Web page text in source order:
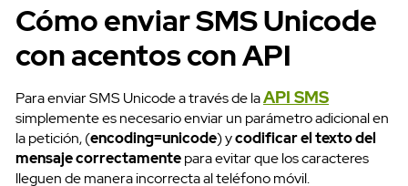
Cómo enviar SMS Unicode
con acentoscon API
Para enviar SMS Unicode a través de laAPI SMS
simplemente es necesario enviar un parámetro adicional en
la petición, (encoding=unicode) ycodificar el texto del
mensaje correctamentepara evitar que los caracteres
lleguen de manera incorrecta al teléfono móvil.